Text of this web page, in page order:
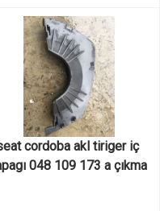
cordoba akl tiriger iç
048 109 173 a çıkma